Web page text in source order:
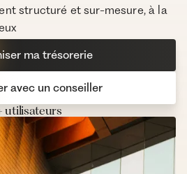
structuré et sur-mesure, à la
ma trésorerie
avec un conseiller
utilisateurs